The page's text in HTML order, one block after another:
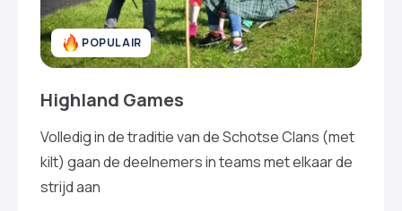
POPULAIR
Highland Games
Volledig in de traditie van de Schotse Clans (met
kilt) gaan de deelnemers in teams met elkaar de
strijd aan